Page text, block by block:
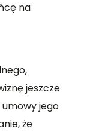
na
jeszcze
jego
że